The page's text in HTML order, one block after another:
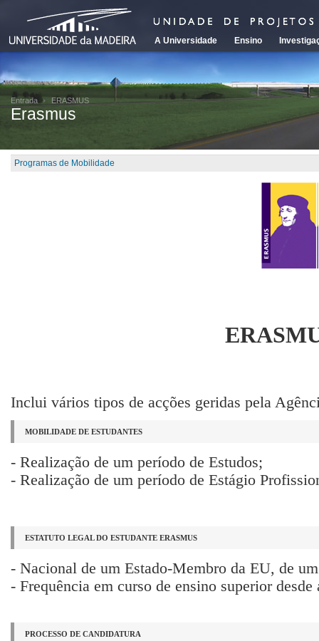
A Universidade Ensino
Entrada ERASMUS
Erasmus
Programas de Mobilidade
Inclui vários tipos de acções geridas pela
MOBILIDADE DE ESTUDANTES
- Realização de um período de Estudos;
- Realização de um período de Estágio
ESTATUTO LEGAL DO ESTUDANTE ERASMUS
- Nacional de um Estado-Membro da EU, de
- Frequência em curso de ensino superior
PROCESSO DE CANDIDATURA